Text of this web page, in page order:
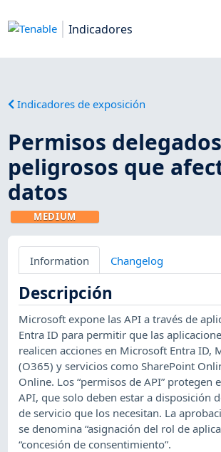
Indicadores
Indicadores de exposición
Permisos delegados
peligrosos que
datos
MEDIUM
Information Changelog
Descripción
Microsoft expone las API a través de
Entra ID para permitir que las
realicen acciones en Microsoft Entra ID,
(O365) y servicios como SharePoint
Online. Los “permisos de API” protegen
API, que solo deben estar a disposición
de servicio que los necesitan. La
se denomina “asignación del rol de
“concesión de consentimiento”.